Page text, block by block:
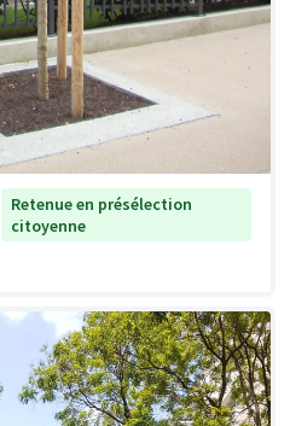
Retenue en présélection
citoyenne